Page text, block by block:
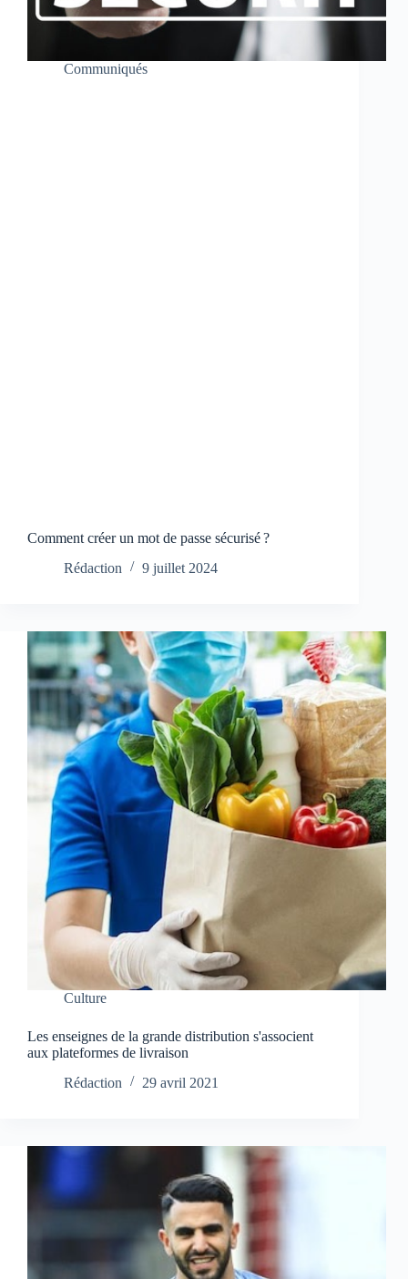
Communiqués
Comment créer un mot de passe sécurisé ?
Rédaction
9 juillet 2024
Culture
Les enseignes de la grande distribution s'associent
aux plateformes de livraison
Rédaction
29 avril 2021